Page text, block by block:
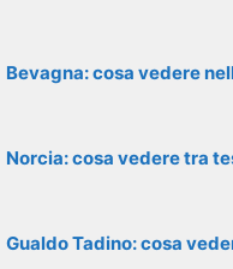
Bevagna: cosa vedere
Norcia: cosa vedere tra
Gualdo Tadino: cosa